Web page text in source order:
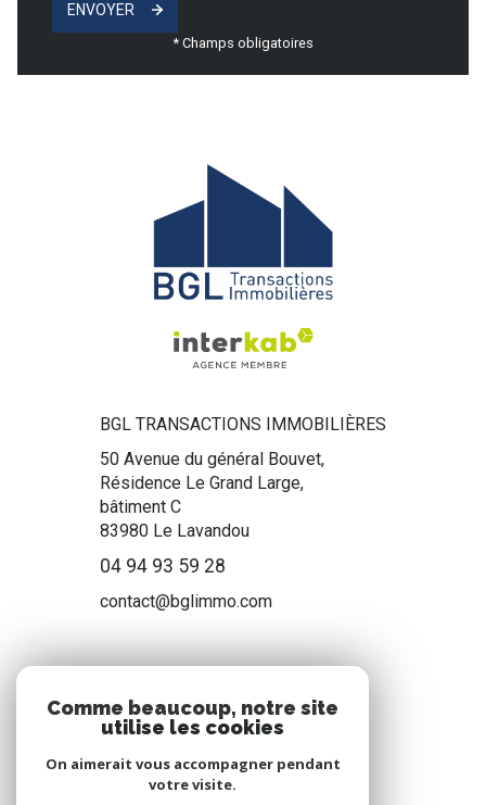
ENVOYER
* Champs obligatoires
BGL TRANSACTIONS IMMOBILIÈRES
50 Avenue du général Bouvet,
Résidence Le Grand Large,
bâtiment C
83980 Le Lavandou
04 94 93 59 28
contact@bglimmo.com
Nous suivre
Comme beaucoup, notre site
utilise les cookies
On aimerait vous accompagner pendant
votre visite.